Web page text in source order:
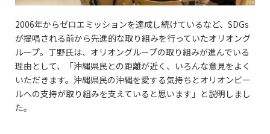
2006年からゼロエミッションを達成し続けているなど、SDGs
が提唱される前から先進的な取り組みを行っていたオリオング
ループ。丁野氏は、オリオングループの取り組みが進んでいる
理由として、「沖縄県民との距離が近く、いろんな意見をよく
いただきます。沖縄県民の沖縄を愛する気持ちとオリオンビー
ルへの支持が取り組みを支えていると思います」と説明しまし
た。